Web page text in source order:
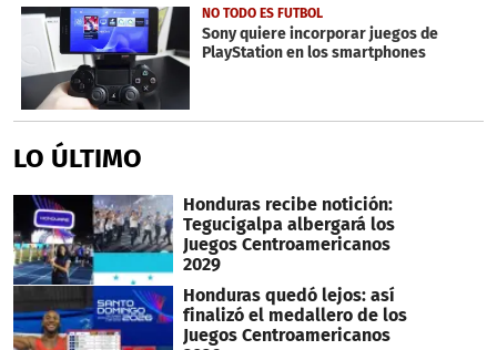
NO TODO ES FUTBOL
Sony quiere incorporar juegos de
PlayStation en los smartphones
LO ÚLTIMO
Honduras recibe notición:
Tegucigalpa albergará los
Juegos Centroamericanos
2029
Honduras quedó lejos: así
finalizó el medallero de los
Juegos Centroamericanos